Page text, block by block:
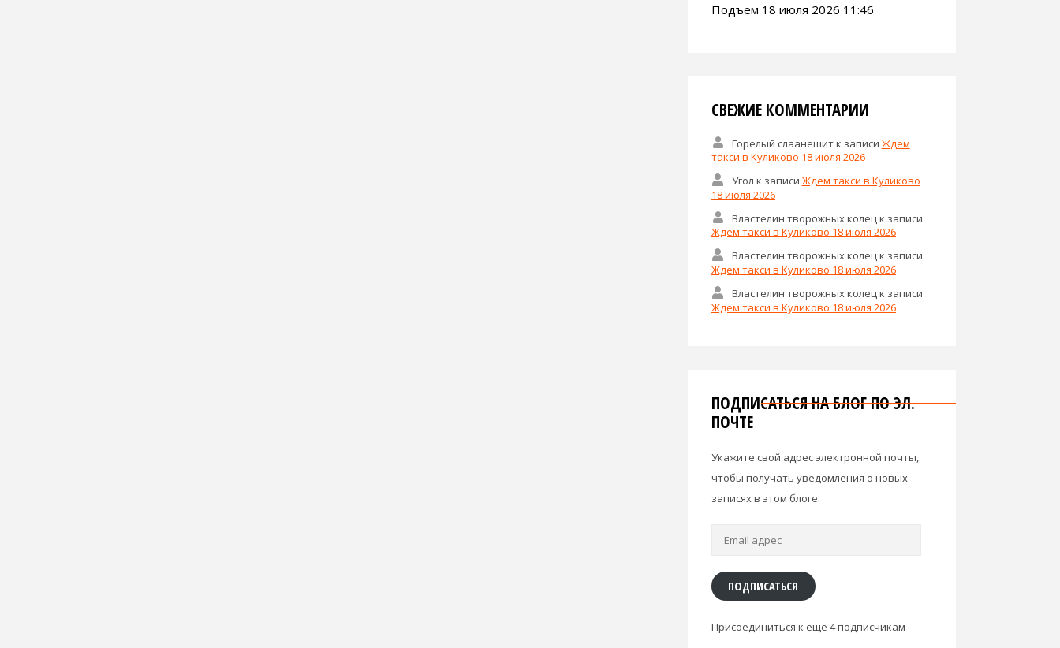
Подъем 18 июля 2026 11:46
СВЕЖИЕ КОММЕНТАРИИ
Горелый слаанешитк записи Ждем
такси в Куликово 18 июля 2026
Угол к записи Ждем такси в Куликово
18 июля 2026
Властелин творожных колец к записи
Ждем такси в Куликово 18 июля 2026
Властелин творожных колецк записи
Ждем такси в Куликово 18 июля 2026
Властелин творожных колец к записи
Ждем такси в Куликово 18 июля 2026
ПОДПИСАТЬСЯ НА БЛОГ ПО ЭЛ.
ПОЧТЕ
Укажите свой адрес электронной почты,
чтобы получать уведомления о новых
записях в этом блоге.
ПОДПИСАТЬСЯ
Присоединиться к еще 4 подписчикам